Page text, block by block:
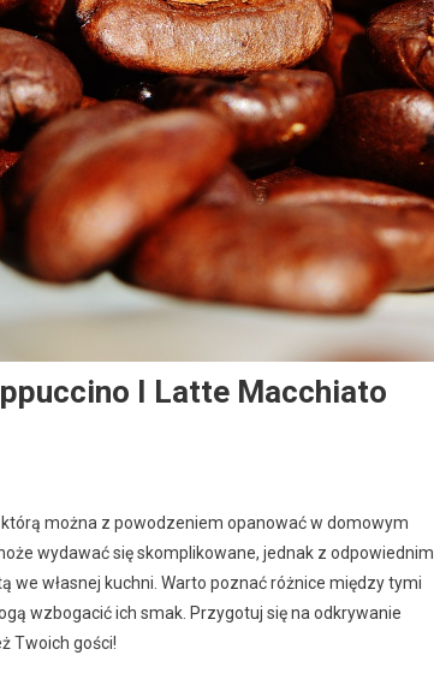
I Latte Macchiato
można z powodzeniem opanować w domowym
wydawać się skomplikowane, jednak z
we własnej kuchni. Warto poznać różnice między tymi
wzbogacić ich smak. Przygotuj się na odkrywanie
Twoich gości!